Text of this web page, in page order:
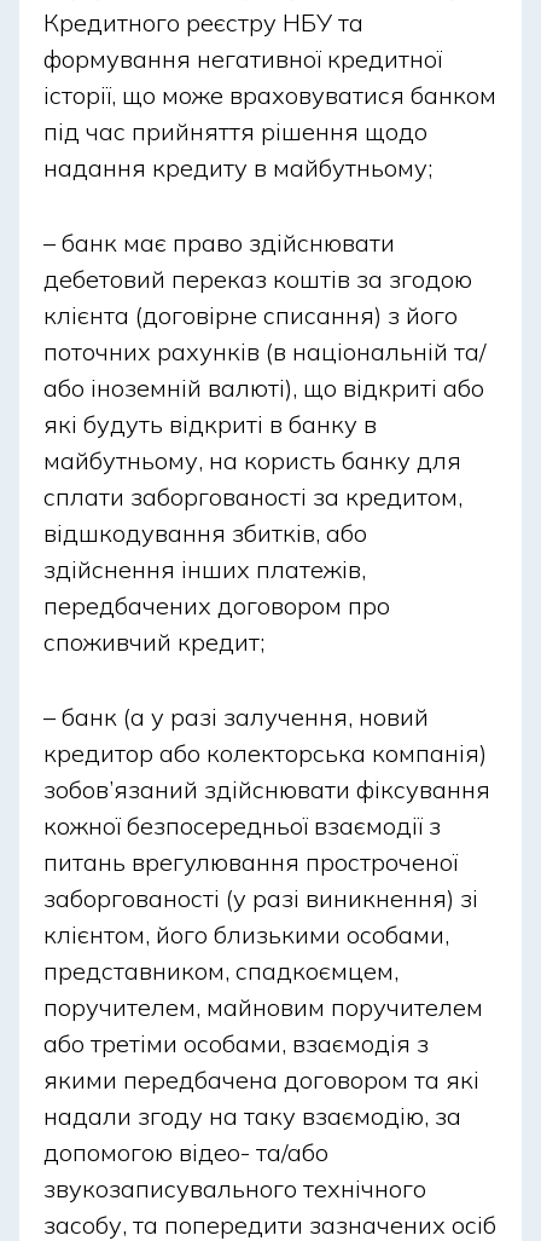
Кредитного реєстру НБУ та
формування негативної кредитної
історії, що може враховуватися банком
під час прийняття рішення щодо
надання кредиту в майбутньому;
– банк має право здійснювати
дебетовий переказ коштів за згодою
клієнта (договірне списання) з його
поточних рахунків (в національній та/
або іноземній валюті), що відкриті або
які будуть відкриті в банку в
майбутньому, на користь банку для
сплати заборгованості за кредитом,
відшкодування збитків, або
здійснення інших платежів,
передбачених договором про
споживчий кредит;
– банк (а у разі залучення, новий
кредитор або колекторська компанія)
зобов’язаний здійснювати фіксування
кожної безпосередньої взаємодії з
питань врегулювання простроченої
заборгованості (у разі виникнення) зі
клієнтом, його близькими особами,
представником, спадкоємцем,
поручителем, майновим поручителем
або третіми особами, взаємодія з
якими передбачена договором та які
надали згоду на таку взаємодію, за
допомогою відео- та/або
звукозаписувального технічного
засобу, та попередити зазначених осіб